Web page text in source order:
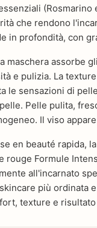
(Rosmarino
che rendono
in profondità, con
maschera assorbe
e pulizia. La
le sensazioni di
Pelle pulita,
Il viso
en beauté rapida,
rouge Formule
all'incarnato
più ordinata
texture e